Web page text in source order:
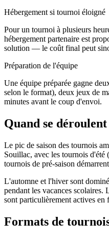
Hébergement si tournoi éloigné
Pour un tournoi à plusieurs
hébergement partenaire est
solution — le coût final peut
Préparation de l'équipe
Une équipe préparée gagne
selon le format), deux jeux de
minutes avant le coup d'envoi.
Quand se
Le pic de saison des tournois
Souillac, avec les tournois
tournois de pré-saison
L'automne et l'hiver sont
pendant les vacances scolaires.
sont particulièrement actives en
Formats de